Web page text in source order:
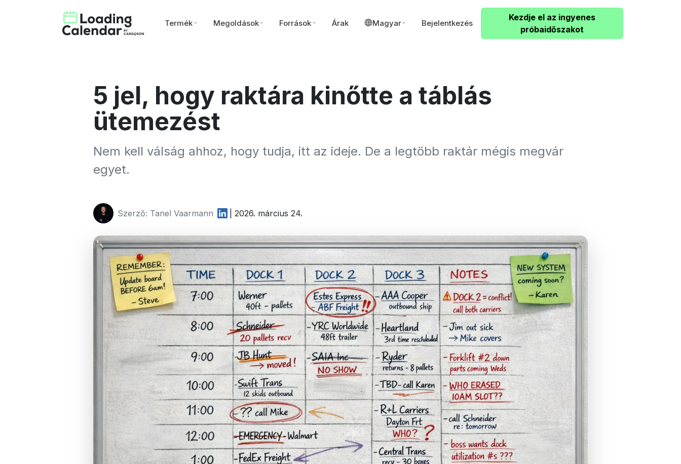
Termék Megoldások Források Árak Magyar Bejelentkezés
Kezdje el az ingyenes
próbaidőszakot
5 jel, hogy raktára kinőtte a táblás
ütemezést
Nem kell válság ahhoz, hogy tudja, itt az ideje. De a legtöbb raktár mégis megvár
egyet.
Szerző: Tanel Vaarmann | 2026. március 24.